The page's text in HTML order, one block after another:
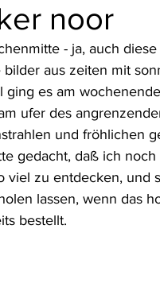
noor
- ja, auch
bilder aus zeiten mit
ging es am
ufer des
und fröhlichen
gedacht, daß ich
viel zu entdecken, und
lassen, wenn das
bestellt.